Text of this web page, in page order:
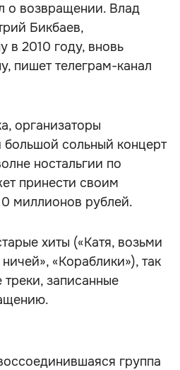
о возвращении. Влад
Бикбаев,
в 2010 году, вновь
пишет телеграм-канал
организаторы
большой сольный концерт
ностальгии по
принести своим
миллионов рублей.
хиты («Катя, возьми
«Кораблики»), так
записанные
группа